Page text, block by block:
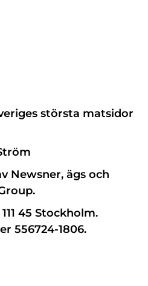
största matsidor
Newsner, ägs och
45 Stockholm.
556724-1806.